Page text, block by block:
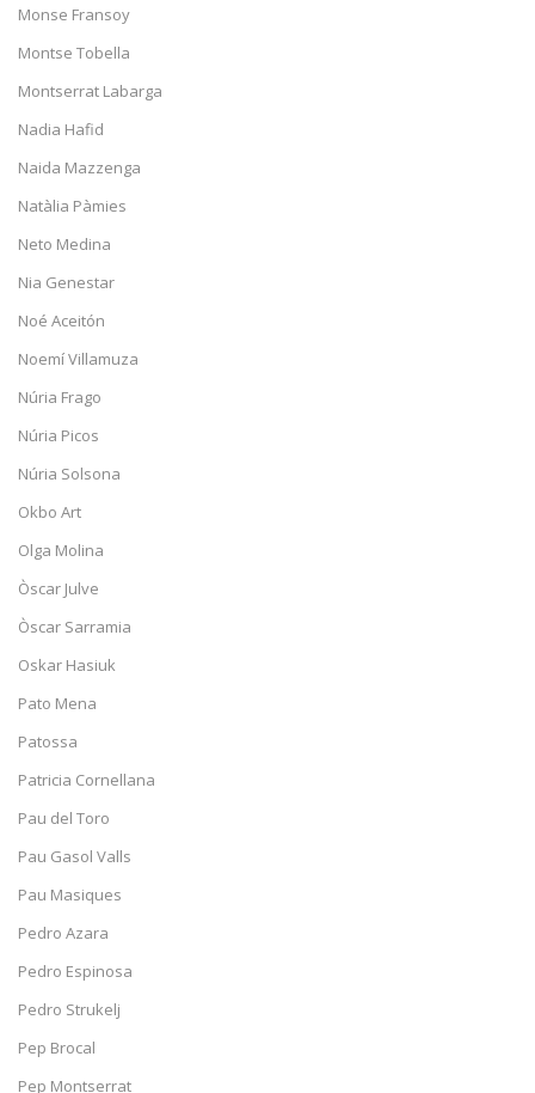
Monse Fransoy
Montse Tobella
Montserrat Labarga
Nadia Hafid
Naida Mazzenga
Natàlia Pàmies
Neto Medina
Nia Genestar
Noé Aceitón
Noemí Villamuza
Núria Frago
Núria Picos
Núria Solsona
Okbo Art
Olga Molina
Òscar Julve
Òscar Sarramia
Oskar Hasiuk
Pato Mena
Patossa
Patricia Cornellana
Pau del Toro
Pau Gasol Valls
Pau Masiques
Pedro Azara
Pedro Espinosa
Pedro Strukelj
Pep Brocal
Pep Montserrat